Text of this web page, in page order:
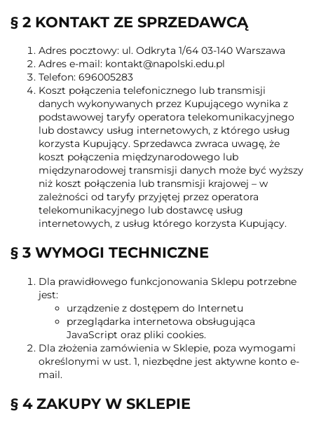
§ 2 KONTAKT ZE SPRZEDAWCĄ
Adres pocztowy: ul. Odkryta 1/64 03-140 Warszawa
Adres e-mail: kontakt@napolski.edu.pl
Telefon: 696005283
Koszt połączenia telefonicznego lub transmisji
danych wykonywanych przez Kupującego wynika z
podstawowej taryfy operatora telekomunikacyjnego
lub dostawcy usług internetowych, z którego usług
korzysta Kupujący. Sprzedawca zwraca uwagę, że
koszt połączenia międzynarodowego lub
międzynarodowej transmisji danych może być wyższy
niż koszt połączenia lub transmisji krajowej – w
zależności od taryfy przyjętej przez operatora
telekomunikacyjnego lub dostawcę usług
internetowych, z usług którego korzysta Kupujący.
§ 3 WYMOGI TECHNICZNE
Dla prawidłowego funkcjonowania Sklepu potrzebne
jest:
urządzenie z dostępem do Internetu
przeglądarka internetowa obsługująca
JavaScript oraz pliki cookies.
Dla złożenia zamówienia w Sklepie, poza wymogami
określonymi w ust. 1, niezbędne jest aktywne konto e-
mail.
§ 4 ZAKUPY W SKLEPIE